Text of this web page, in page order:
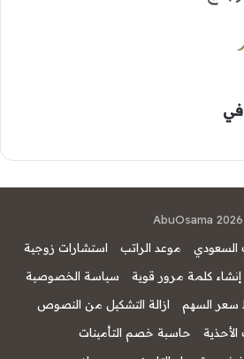
في
AbuOsama 2026
السعودي موعد الراتب
استشارات زوجية
إنشاء كلمة مرور قوية
سياسة الخصوصية
سعر السهم
ازالة التشكيل من النصوص
حاسبة خصم التأمينات